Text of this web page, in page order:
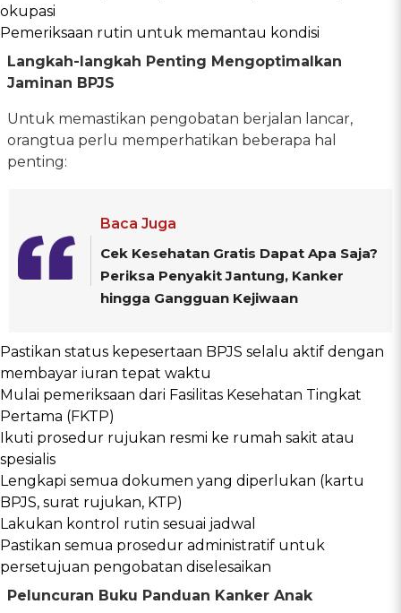
okupasi
Pemeriksaan rutin untuk memantau kondisi
Langkah-langkah Penting Mengoptimalkan
Jaminan BPJS
Untuk memastikan pengobatan berjalan lancar,
orangtua perlu memperhatikan beberapa hal
penting:
Baca Juga
Cek Kesehatan Gratis Dapat Apa Saja?
Periksa Penyakit Jantung, Kanker
hingga Gangguan Kejiwaan
Pastikan status kepesertaan BPJS selalu aktif dengan
membayar iuran tepat waktu
Mulai pemeriksaan dari Fasilitas Kesehatan Tingkat
Pertama (FKTP)
Ikuti prosedur rujukan resmi ke rumah sakit atau
spesialis
Lengkapi semua dokumen yang diperlukan (kartu
BPJS, surat rujukan, KTP)
Lakukan kontrol rutin sesuai jadwal
Pastikan semua prosedur administratif untuk
persetujuan pengobatan diselesaikan
Peluncuran Buku Panduan Kanker Anak